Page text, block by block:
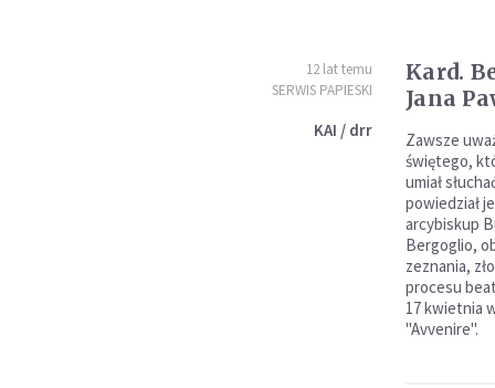
12 lat temu
SERWIS PAPIESKI
KAI / drr
Kard.
Jana
Zawsze
świętego,
umiał
powiedział
arcybiskup
Bergoglio,
zeznania,
procesu
17 kwietnia
"Avvenire".